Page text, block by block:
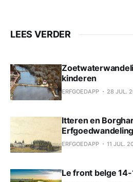
LEES VERDER
kinderen
ERFGOEDAPP 28 JUL.
Itteren en
Erfgoedwandeling
ERFGOEDAPP 11 JUL.
Le front belge 14-